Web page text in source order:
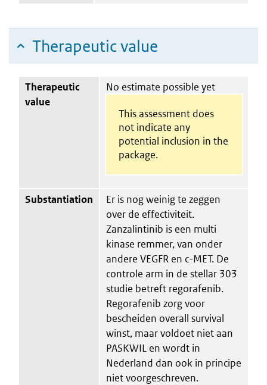
Therapeutic value
Therapeutic
value
No estimate possible yet
This assessment does
not indicate any
potential inclusion in the
package.
Substantiation
Er is nog weinig te zeggen
over de effectiviteit.
Zanzalintinib is een multi
kinase remmer, van onder
andere VEGFR en c-MET. De
controle arm in de stellar 303
studie betreft regorafenib.
Regorafenib zorg voor
bescheiden overall survival
winst, maar voldoet niet aan
PASKWIL en wordt in
Nederland dan ook in principe
niet voorgeschreven.